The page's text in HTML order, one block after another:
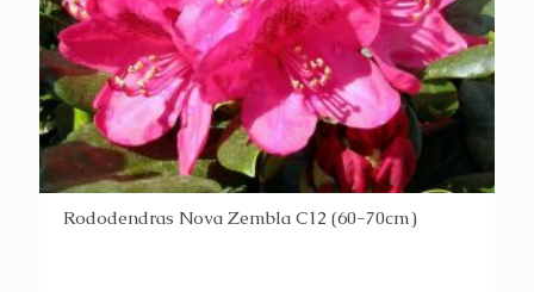
Rododendras Nova Zembla C12 (60-70cm)